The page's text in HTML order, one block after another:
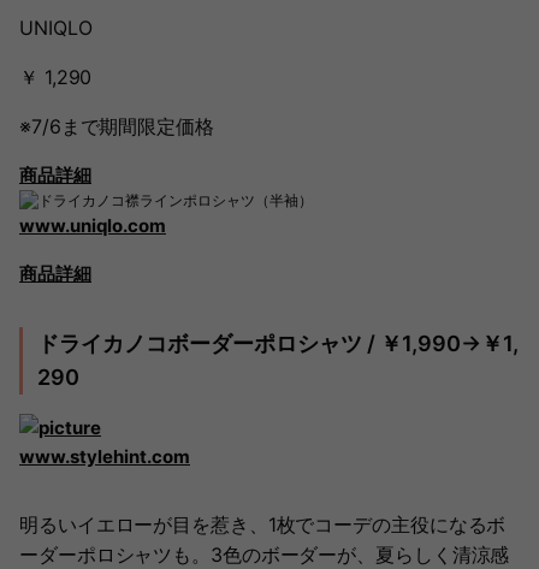
UNIQLO
￥ 1,290
※7/6まで期間限定価格
商品詳細
www.uniqlo.com
商品詳細
ドライカノコボーダーポロシャツ / ￥1,990→￥1,
290
www.stylehint.com
明るいイエローが目を惹き、1枚でコーデの主役になるボ
ーダーポロシャツも。3色のボーダーが、夏らしく清涼感